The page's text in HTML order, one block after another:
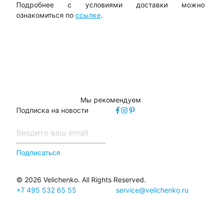
Подробнее с условиями доставки можно
ознакомиться по ссылке.
Мы рекомендуем
Подписка на новости
Подписаться
© 2026 Velichenko. All Rights Reserved.
+7 495 532 65 55
service@velichenko.ru